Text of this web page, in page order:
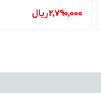
2,790,000ریال